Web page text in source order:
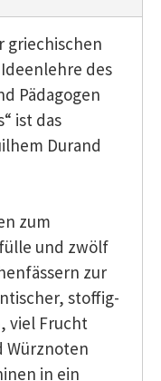
griechischen
des
Pädagogen
ist das
Durand
zum
und zwölf
zur
stoffig-
viel Frucht
Würznoten
in ein